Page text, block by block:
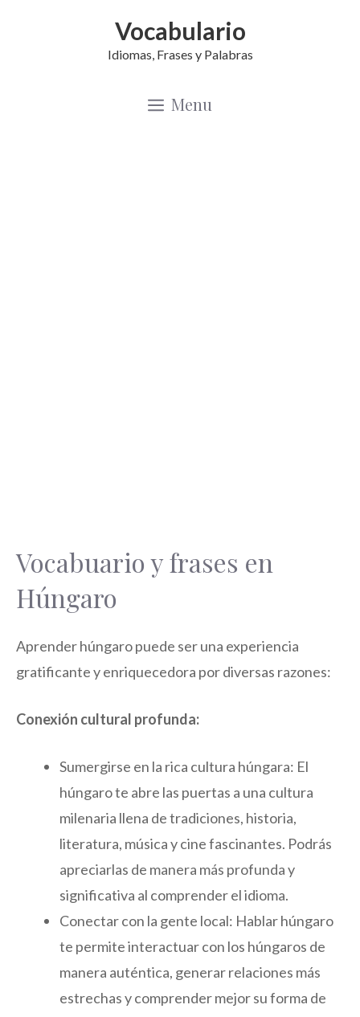
Vocabulario
Idiomas, Frases y Palabras
Menu
Vocabuario y frases en
Húngaro
Aprender húngaro puede ser una experiencia
gratificante y enriquecedora por diversas razones:
Conexión cultural profunda:
Sumergirse en la rica cultura húngara: El
húngaro te abre las puertas a una cultura
milenaria llena de tradiciones, historia,
literatura, música y cine fascinantes. Podrás
apreciarlas de manera más profunda y
significativa al comprender el idioma.
Conectar con la gente local: Hablar húngaro
te permite interactuar con los húngaros de
manera auténtica, generar relaciones más
estrechas y comprender mejor su forma de